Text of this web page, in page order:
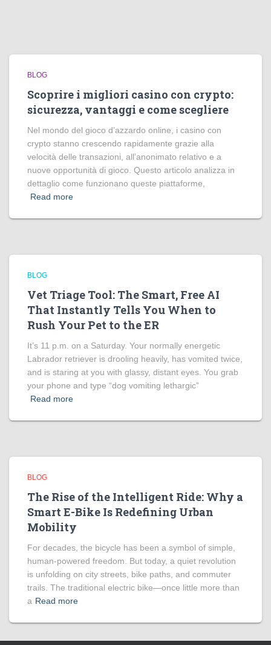
BLOG
Scoprire i migliori casino con crypto:
sicurezza, vantaggi e come scegliere
Nel mondo del gioco d’azzardo online, i casino con
crypto stanno crescendo rapidamente grazie alla
velocità delle transazioni, all’anonimato relativo e a
nuove opportunità di gioco. Questo articolo analizza in
dettaglio come funzionano queste piattaforme,
Read more
BLOG
Vet Triage Tool: The Smart, Free AI
That Instantly Tells You When to
Rush Your Pet to the ER
It’s 11 p.m. on a Saturday. Your normally energetic
Labrador retriever is drooling heavily, has vomited twice,
and is staring at you with glassy, distant eyes. You grab
your phone and type “dog vomiting lethargic”
Read more
BLOG
The Rise of the Intelligent Ride: Why a
Smart E-Bike Is Redefining Urban
Mobility
For decades, the bicycle has been a symbol of simple,
human-powered freedom. But today, a quiet revolution
is unfolding on city streets, bike paths, and commuter
trails. The traditional electric bike—once little more than
a Read more